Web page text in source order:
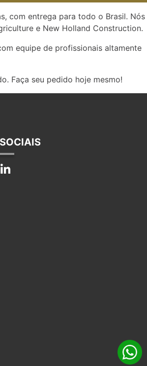
com entrega para todo o Brasil. Nós
e New Holland Construction.
equipe de profissionais altamente
Faça seu pedido hoje mesmo!